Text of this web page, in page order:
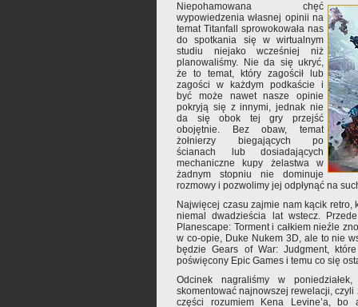
Niepohamowana chęć
wypowiedzenia własnej opinii na
temat Titanfall sprowokowała nas
do spotkania się w wirtualnym
studiu niejako wcześniej niż
planowaliśmy. Nie da się ukryć,
że to temat, który zagościł lub
zagości w każdym podkaście i
być może nawet nasze opinie
pokryją się z innymi, jednak nie
da się obok tej gry przejść
obojętnie. Bez obaw, temat
żołnierzy biegających po
ścianach lub dosiadających
mechaniczne kupy żelastwa w
żadnym stopniu nie dominuje
rozmowy i pozwolimy jej odpłynąć na
Najwięcej czasu zajmie nam kącik retro,
niemal dwadzieścia lat wstecz.
Planescape: Torment i całkiem nieźle
w co-opie, Duke Nukem 3D, ale to nie
będzie Gears of War: Judgment,
poświęcony Epic Games i temu co się
Odcinek nagraliśmy w
skomentować najnowszej rewelacji,
części rozumiem Kena Levine’a,